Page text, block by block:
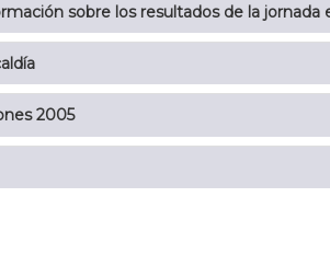
sobre los resultados de la jornada
2005